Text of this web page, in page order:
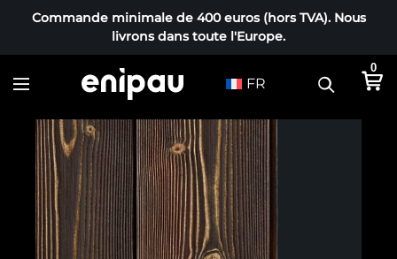
Commande minimale de 400 euros (hors TVA). Nous
livrons dans toute l'Europe.
FR
0